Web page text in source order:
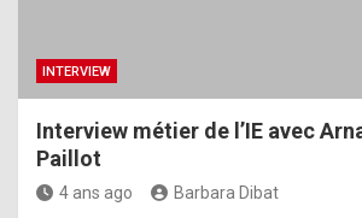
INTERVIEW
Interview métier de l’IE avec
Paillot
4 ans ago Barbara Dibat